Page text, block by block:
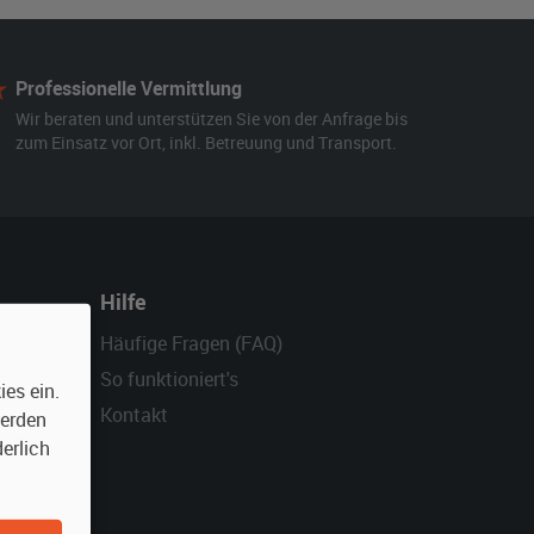
Professionelle Vermittlung
Wir beraten und unterstützen Sie von der Anfrage bis
zum Einsatz vor Ort, inkl. Betreuung und Transport.
Hilfe
Häufige Fragen (FAQ)
So funktioniert's
Kontakt
ein.